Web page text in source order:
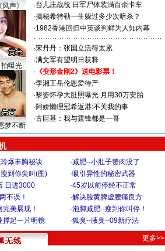
声》
曝光
梦不断
·台儿庄战役 日军尸体装满百余卡车
·揭秘希特勒一生躲过多少次暗杀？
·1982香港回归中英谈判鲜为人知内幕
·宋丹丹：张国立活得太累
·满文军有望明日获释
· 《变形金刚2》送电影票！
·李湘王岳伦恩爱待产
·黎姿怀孕大肚照曝光 月用30万安胎
·阿娇懒理冠希返港:不关我的事
·古巨基：我与霆锋都是一哥
爆丰胸秘诀 ·减肥--小肚子赘肉没了
到你尖叫(图) ·吸引异性的秘密武器
日进3000 ·45岁以前停经不正常
不误！ ·解决脸黄脾虚腰痛良方
美展现！ ·泡脚减肥--瘦到你叫停！
撑起一片明镜 ·狐臭--腋臭--09新疗法
更多>>